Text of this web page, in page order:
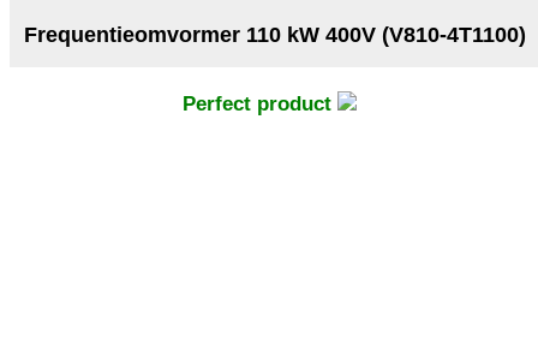
Frequentieomvormer 110 kW 400V (V810-4T1100)
Perfect product